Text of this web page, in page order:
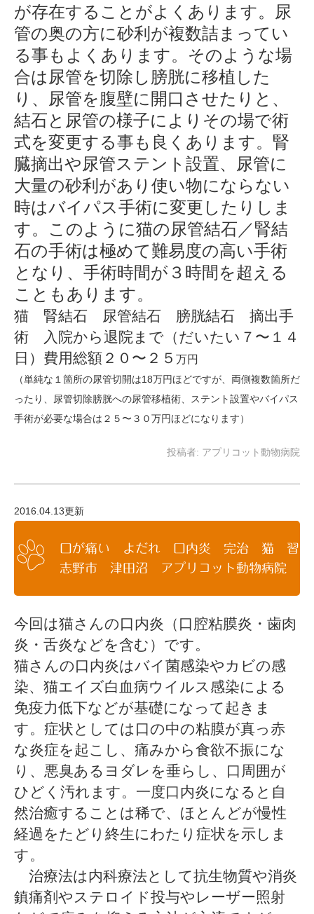
が存在することがよくあります。尿
管の奥の方に砂利が複数詰まってい
る事もよくあります。そのような場
合は尿管を切除し膀胱に移植した
り、尿管を腹壁に開口させたりと、
結石と尿管の様子によりその場で術
式を変更する事も良くあります。腎
臓摘出や尿管ステント設置、尿管に
大量の砂利があり使い物にならない
時はバイパス手術に変更したりしま
す。このように猫の尿管結石／腎結
石の手術は極めて難易度の高い手術
となり、手術時間が３時間を超える
こともあります。
猫 腎結石 尿管結石 膀胱結石 摘出手
術 入院から退院まで（だいたい７〜１４
日）費用総額２０〜２５ 万円
（単純な１箇所の尿管切開は18万円ほどですが、両側複数箇所だ
ったり、尿管切除膀胱への尿管移植術、ステント設置やバイパス
手術が必要な場合は２５〜３０万円ほどになります）
投稿者: アプリコット動物病院
2016.04.13更新
口が痛い よだれ 口内炎 完治 猫 習
志野市 津田沼 アプリコット動物病院
今回は猫さんの口内炎（口腔粘膜炎・歯肉
炎・舌炎などを含む）です。
猫さんの口内炎はバイ菌感染やカビの感
染、猫エイズ白血病ウイルス感染による
免疫力低下などが基礎になって起きま
す。症状としては口の中の粘膜が真っ赤
な炎症を起こし、痛みから食欲不振にな
り、悪臭あるヨダレを垂らし、口周囲が
ひどく汚れます。一度口内炎になると自
然治癒することは稀で、ほとんどが慢性
経過をたどり終生にわたり症状を示しま
す。
治療法は内科療法として抗生物質や消炎
鎮痛剤やステロイド投与やレーザー照射